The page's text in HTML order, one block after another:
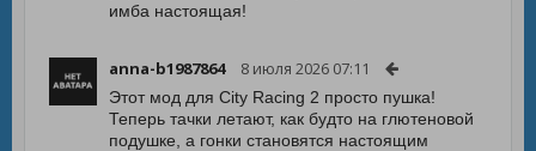
имба настоящая!
anna-b1987864 8 июля 2026 07:11
Этот мод для City Racing 2 просто пушка!
Теперь тачки летают, как будто на глютеновой
подушке, а гонки становятся настоящим